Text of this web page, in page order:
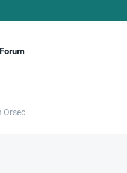
Forum
Orsec